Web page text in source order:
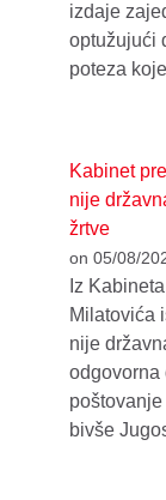
izdaje
optužujući
poteza
Kabinet
nije
žrtve
on 05/08/
Iz
Milatovića
nije
odgovorna
bivše